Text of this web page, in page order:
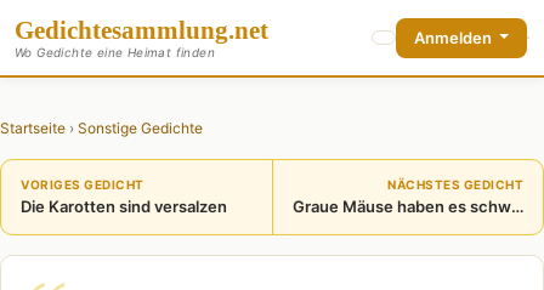
Gedichtesammlung.net
Wo Gedichte eine Heimat finden
Anmelden
Startseite › Sonstige Gedichte
VORIGES GEDICHT
Die Karotten sind versalzen
NÄCHSTES GEDICHT
Graue Mäuse haben es schwer